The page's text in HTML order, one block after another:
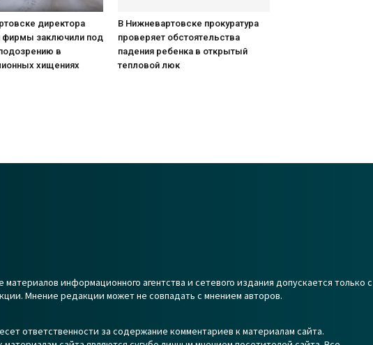
директора
фирмы заключили под
в
хищениях
В Нижневартовске прокуратура
проверяет обстоятельства
падения ребенка в открытый
тепловой люк
материалов информационного агентства и сетевого издания допускается только с
Мнение редакции может не совпадать с мнением авторов.
ответственности за содержание комментариев к материалам сайта.